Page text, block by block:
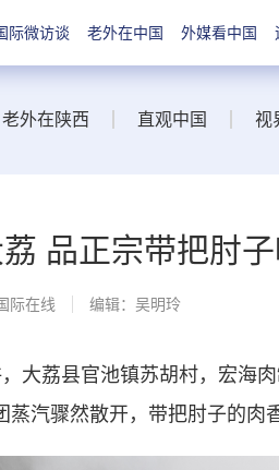
际微访谈 老外在中国 外媒看中国
老外在陕西 直观中国 视
品正宗带把肘
际在线 编辑：吴明玲
荔县官池镇苏胡村，宏海肉
汽骤然散开，带把肘子的肉